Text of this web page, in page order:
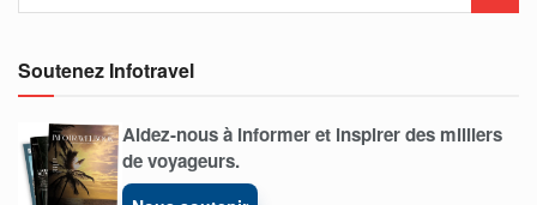
Soutenez Infotravel
Aidez-nous à informer et inspirer des milliers
de voyageurs.